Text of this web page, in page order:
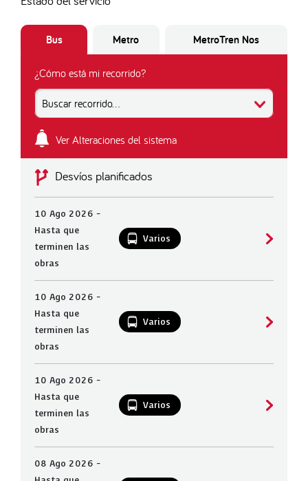
Bus Metro MetroTren Nos
¿Cómo está mi recorrido?
Buscar recorrido...
Ver Alteraciones del sistema
Desvíos planificados
10 Ago 2026 -
Hasta que
terminen las
obras
Varios
10 Ago 2026 -
Hasta que
terminen las
obras
Varios
10 Ago 2026 -
Hasta que
terminen las
obras
Varios
08 Ago 2026 -